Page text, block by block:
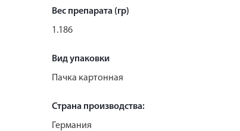
Вес препарата (гр)
1.186
Вид упаковки
Пачка картонная
Страна производства:
Германия